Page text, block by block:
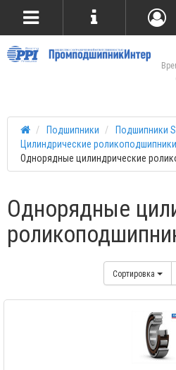
Подшипники
Подшипники
Цилиндрические роликоподшипники
Однорядные цилиндрические
Однорядные
Сортировка